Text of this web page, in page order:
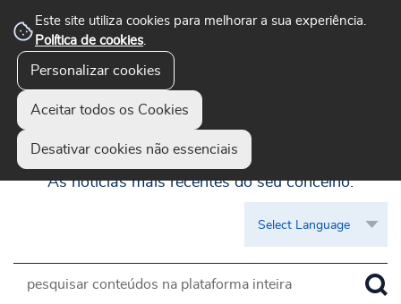
Este site utiliza cookies para melhorar a sua experiência.
Política de cookies.
Personalizar cookies
Aceitar todos os Cookies
Desativar cookies não essenciais
Guimarães Visível
As notícias mais recentes do seu concelho.